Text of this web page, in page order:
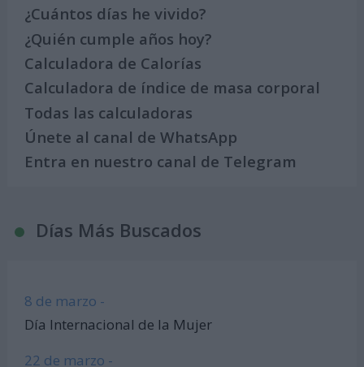
¿Cuántos días he vivido?
¿Quién cumple años hoy?
Calculadora de Calorías
Calculadora de índice de masa corporal
Todas las calculadoras
Únete al canal de WhatsApp
Entra en nuestro canal de Telegram
Días Más Buscados
8 de marzo -
Día Internacional de la Mujer
22 de marzo -